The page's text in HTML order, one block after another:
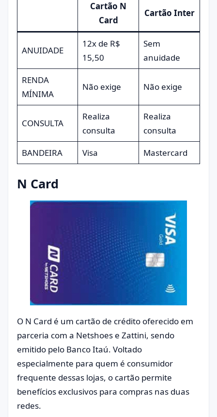
Cartão N
Card
Cartão Inter
ANUIDADE
12x de R$
15,50
Sem
anuidade
RENDA
MÍNIMA
Não exige Não exige
CONSULTA
Realiza
consulta
Realiza
consulta
BANDEIRA
Visa Mastercard
N Card
O N Card é um cartão de crédito oferecido em
parceria com a Netshoes e Zattini, sendo
emitido pelo Banco Itaú. Voltado
especialmente para quem é consumidor
frequente dessas lojas, o cartão permite
benefícios exclusivos para compras nas duas
redes.